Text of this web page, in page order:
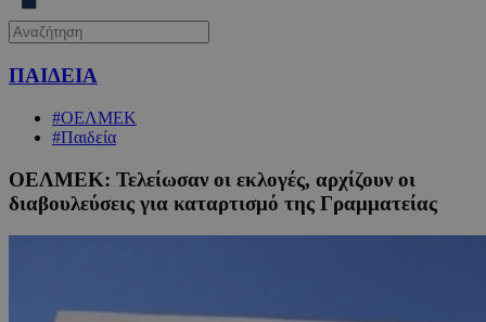
ΠΑΙΔΕΙΑ
#ΟΕΛΜΕΚ
#Παιδεία
ΟΕΛΜΕΚ: Τελείωσαν οι εκλογές, αρχίζουν οι
διαβουλεύσεις για καταρτισμό της Γραμματείας